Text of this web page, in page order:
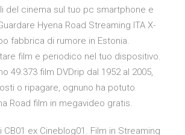
del cinema sul tuo pc smartphone e
Hyena Road Streaming ITA X-
fabbrica di rumore in Estonia.
film e periodico nel tuo dispositivo.
49.373 film DVDrip dal 1952 al 2005,
o ripagare, ognuno ha potuto
Road film in megavideo gratis.
CB01 ex Cineblog01. Film in Streaming